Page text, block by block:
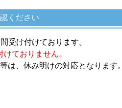
ください
受け付けております。
ておりません。
、休み明けの対応となります。